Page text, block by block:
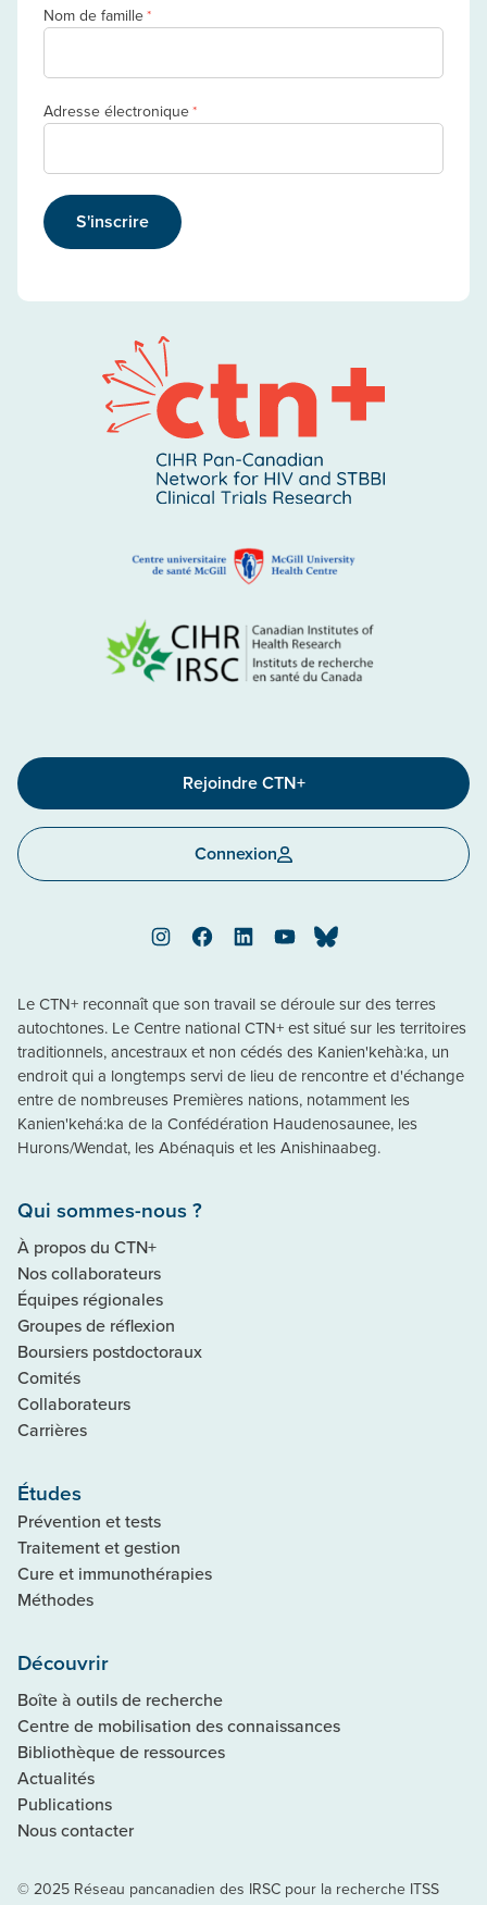
Nom de famille*
Adresse électronique*
S'inscrire
Rejoindre CTN+
Connexion
InstagramFacebookLinkedInYouTubeBluesky
Le CTN+ reconnaît que son travail se déroule sur des terres
autochtones. Le Centre national CTN+ est situé sur les territoires
traditionnels, ancestraux et non cédés des Kanien'kehà:ka, un
endroit qui a longtemps servi de lieu de rencontre et d'échange
entre de nombreuses Premières nations, notamment les
Kanien'kehá:ka de la Confédération Haudenosaunee, les
Hurons/Wendat, les Abénaquis et les Anishinaabeg.
Qui sommes-nous ?
À propos du CTN+
Nos collaborateurs
Équipes régionales
Groupes de réflexion
Boursiers postdoctoraux
Comités
Collaborateurs
Carrières
Études
Prévention et tests
Traitement et gestion
Cure et immunothérapies
Méthodes
Découvrir
Boîte à outils de recherche
Centre de mobilisation des connaissances
Bibliothèque de ressources
Actualités
Publications
Nous contacter
© 2025 Réseau pancanadien des IRSC pour la recherche ITSS